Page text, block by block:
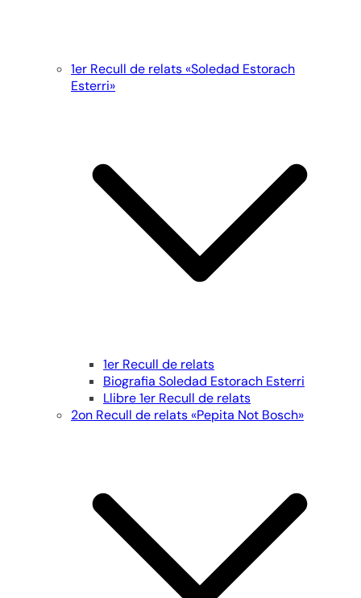
1er Recull de relats «Soledad Estorach
Esterri»
1er Recull de relats
Biografia Soledad Estorach Esterri
Llibre 1er Recull de relats
2on Recull de relats «Pepita Not Bosch»